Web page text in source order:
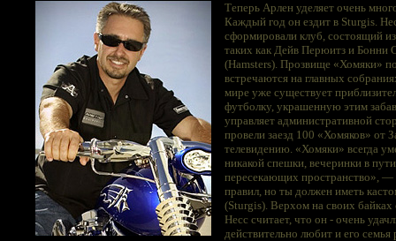
Теперь Арлен уделяет очень
Каждый год он ездит в Sturgis.
сформировали клуб, состоящий
таких как Дейв Перюитз и Бонни
(Hamsters). Прозвище «Хомяки»
встречаются на главных
мире уже существует
футболку, украшенную этим
управляет административной
провели заезд 100 «Хомяков» от
телевидению. «Хомяки» всегда
никакой спешки, вечеринки в
пересекающих пространство», —
правил, но ты должен иметь
(Sturgis). Верхом на своих байках
Несс считает, что он - очень
действительно любит и его